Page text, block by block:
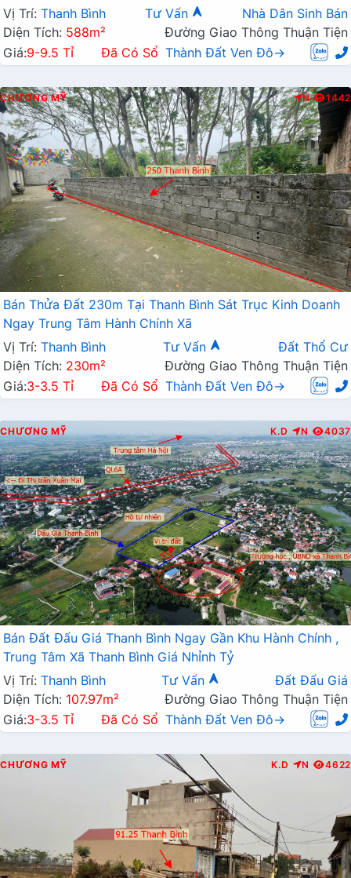
Vị Trí: Thanh Bình Tư Vấn
Nhà Dân Sinh Bán
Diện Tích: 588m²
Đường Giao Thông Thuận Tiện
Giá:9-9.5 Tỉ Đã Có Sổ Thành Đất Ven Đô→
CHƯƠNG MỸ N 1442
Bán Thửa Đất 230m Tại Thanh Bình Sát Trục Kinh Doanh
Ngay Trung Tâm Hành Chính Xã
Vị Trí: Thanh Bình Tư Vấn
Đất Thổ Cư
Diện Tích: 230m²
Đường Giao Thông Thuận Tiện
Giá:3-3.5 Tỉ Đã Có Sổ Thành Đất Ven Đô→
CHƯƠNG MỸ K.D N 4037
Bán Đất Đấu Giá Thanh Bình Ngay Gần Khu Hành Chính ,
Trung Tâm Xã Thanh Bình Giá Nhỉnh Tỷ
Vị Trí: Thanh Bình Tư Vấn
Đất Đấu Giá
Diện Tích: 107.97m²
Đường Giao Thông Thuận Tiện
Giá:3-3.5 Tỉ Đã Có Sổ Thành Đất Ven Đô→
CHƯƠNG MỸ K.D N 4622